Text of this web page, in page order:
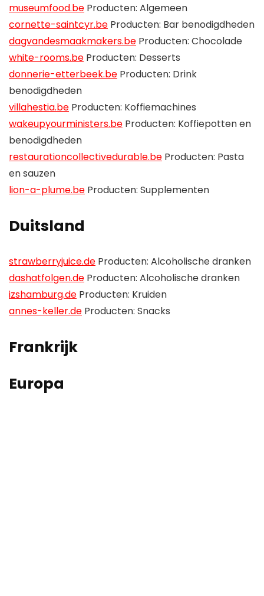
museumfood.be Producten: Algemeen
cornette-saintcyr.be Producten: Bar benodigdheden
dagvandesmaakmakers.be Producten: Chocolade
white-rooms.be Producten: Desserts
donnerie-etterbeek.be Producten: Drink
benodigdheden
villahestia.be Producten: Koffiemachines
wakeupyourministers.be Producten: Koffiepotten en
benodigdheden
restaurationcollectivedurable.be Producten: Pasta
en sauzen
lion-a-plume.be Producten: Supplementen
Duitsland
strawberryjuice.de Producten: Alcoholische dranken
dashatfolgen.de Producten: Alcoholische dranken
izshamburg.de Producten: Kruiden
annes-keller.de Producten: Snacks
Frankrijk
Europa